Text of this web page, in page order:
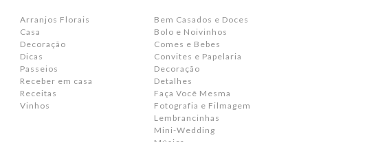
Arranjos Florais
Casa
Decoração
Dicas
Passeios
Receber em casa
Receitas
Vinhos
Bem Casados e Doces
Bolo e Noivinhos
Comes e Bebes
Convites e Papelaria
Decoração
Detalhes
Faça Você Mesma
Fotografia e Filmagem
Lembrancinhas
Mini-Wedding